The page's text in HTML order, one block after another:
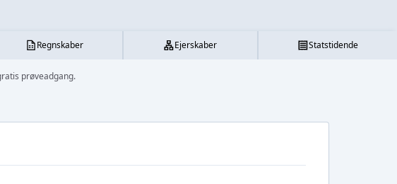
Regnskaber Ejerskaber Statstidende
prøveadgang.